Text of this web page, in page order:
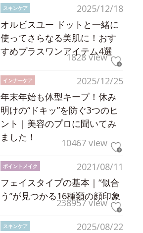
2025/12/18
スキンケア
オルビスユー ドットと一緒に
使ってさらなる美肌に！おす
すめプラスワンアイテム4選
1828 view
2025/12/25
インナーケア
年末年始も体型キープ！休み
明けの“ドキッ”を防ぐ3つのヒ
ント｜美容のプロに聞いてみ
ました！
10467 view
2021/08/11
ポイントメイク
フェイスタイプの基本｜“似合
う”が見つかる16種類の顔印象
238957 view
2025/08/22
スキンケア